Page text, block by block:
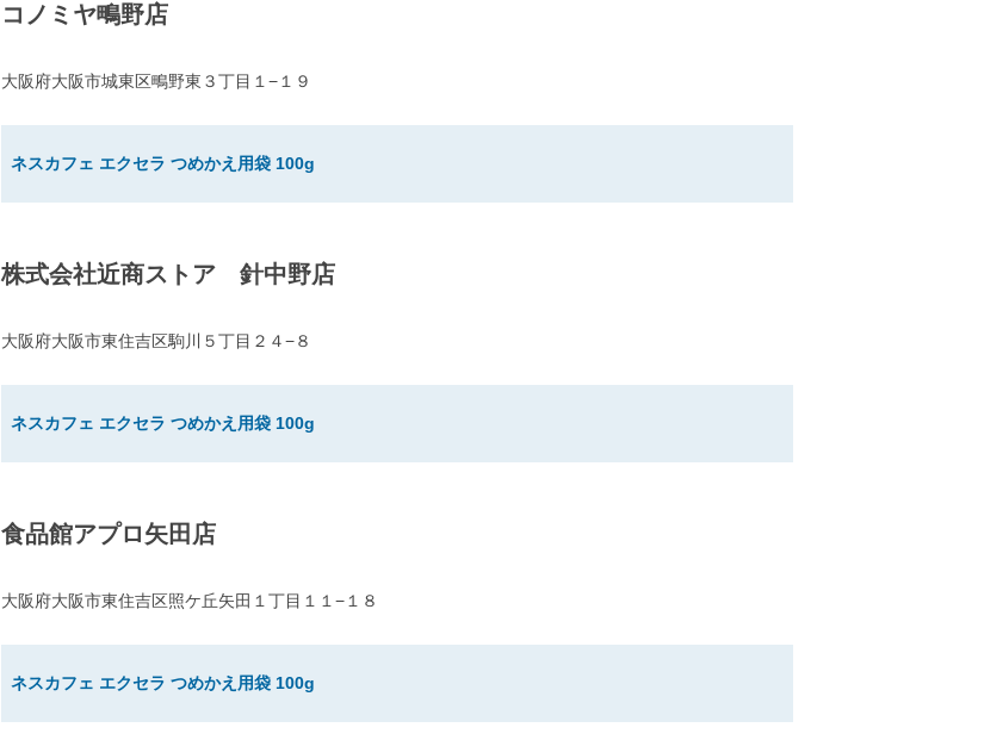
コノミヤ鴫野店
大阪府大阪市城東区鴫野東３丁目１−１９
ネスカフェ エクセラ つめかえ用袋 100g
株式会社近商ストア 針中野店
大阪府大阪市東住吉区駒川５丁目２４−８
ネスカフェ エクセラ つめかえ用袋 100g
食品館アプロ矢田店
大阪府大阪市東住吉区照ケ丘矢田１丁目１１−１８
ネスカフェ エクセラ つめかえ用袋 100g